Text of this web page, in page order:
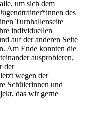
um sich dem
des
Turnhallenseite
individuellen
auf der anderen Seite
Am Ende konnten die
ausprobieren,
der
wegen der
Schülerinnen und
das wir gerne